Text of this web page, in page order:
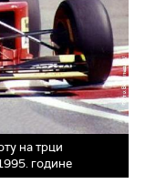
на трци
године